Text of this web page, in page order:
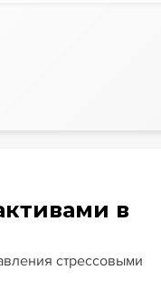
в
стрессовыми